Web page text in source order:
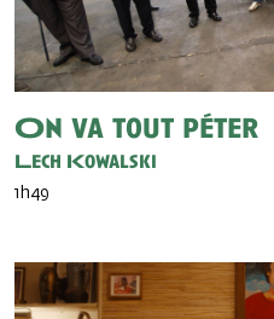
On va tout péter
Lech Kowalski
1h49